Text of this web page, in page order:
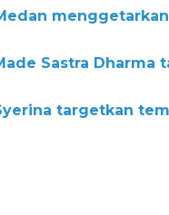
Sastra Dharma
targetkan